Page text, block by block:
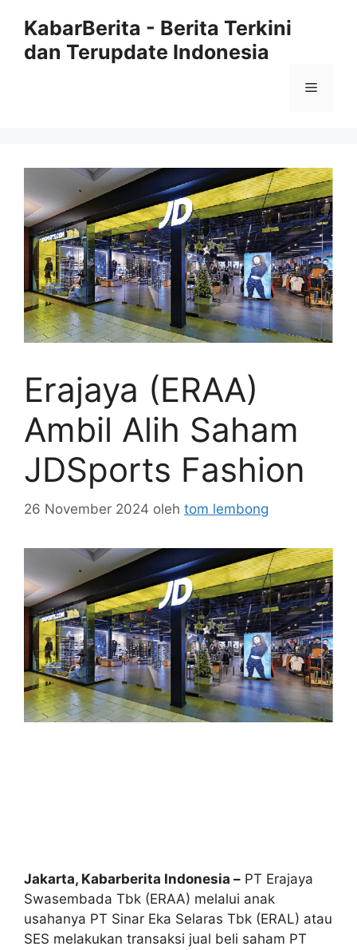
KabarBerita - Berita Terkini
dan Terupdate Indonesia
Menu
Erajaya (ERAA)
Ambil Alih Saham
JDSports Fashion
26 November 2024 oleh tom lembong
Jakarta, Kabarberita Indonesia – PT Erajaya
Swasembada Tbk (ERAA) melalui anak
usahanya PT Sinar Eka Selaras Tbk (ERAL) atau
SES melakukan transaksi jual beli saham PT